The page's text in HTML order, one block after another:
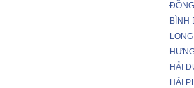
BÌNH
HẢI
HẢI